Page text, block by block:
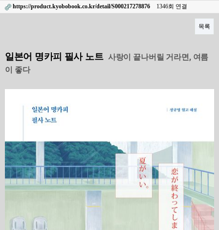
https://product.kyobobook.co.kr/detail/S000217278876 1346회 연결
목록
일본어 명카피 필사 노트 사랑이 끝나버릴 거라면, 여름
이 좋다